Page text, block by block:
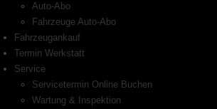
Auto-Abo
Fahrzeuge Auto-Abo
Fahrzeugankauf
Termin Werkstatt
Service
Servicetermin Online Buchen
Wartung & Inspektion